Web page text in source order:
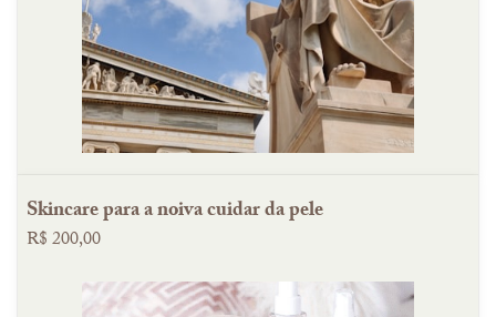
Skincare para a noiva cuidar da pele
R$ 200,00